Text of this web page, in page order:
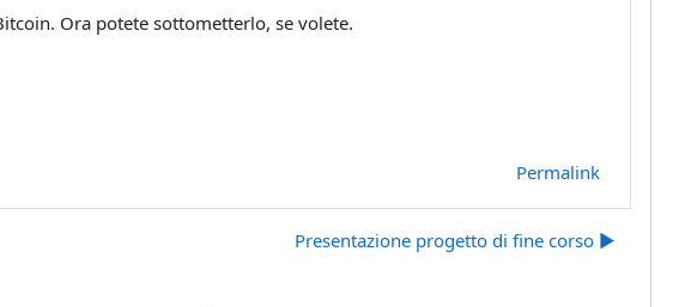
Ora potete sottometterlo, se volete.
Permalink
Presentazione progetto di fine corso ▶︎